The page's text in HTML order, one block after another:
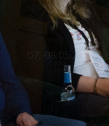
07.-08.05.2026